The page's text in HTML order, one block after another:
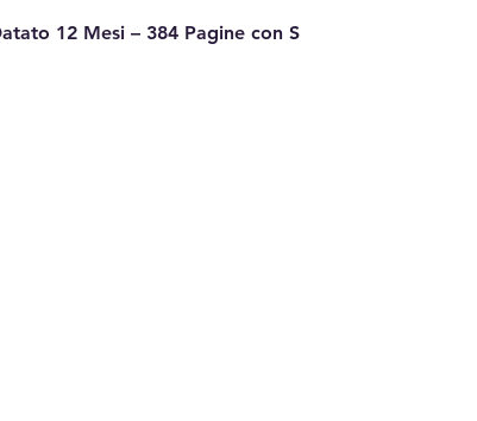
12 Mesi – 384 Pagine con S